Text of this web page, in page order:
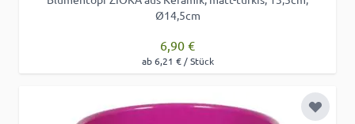
Ø14,5cm
6,90 €
ab 6,21 € / Stück
Zur